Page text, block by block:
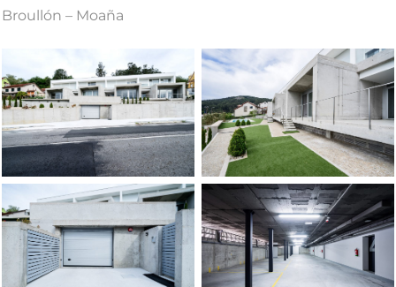
Broullón – Moaña